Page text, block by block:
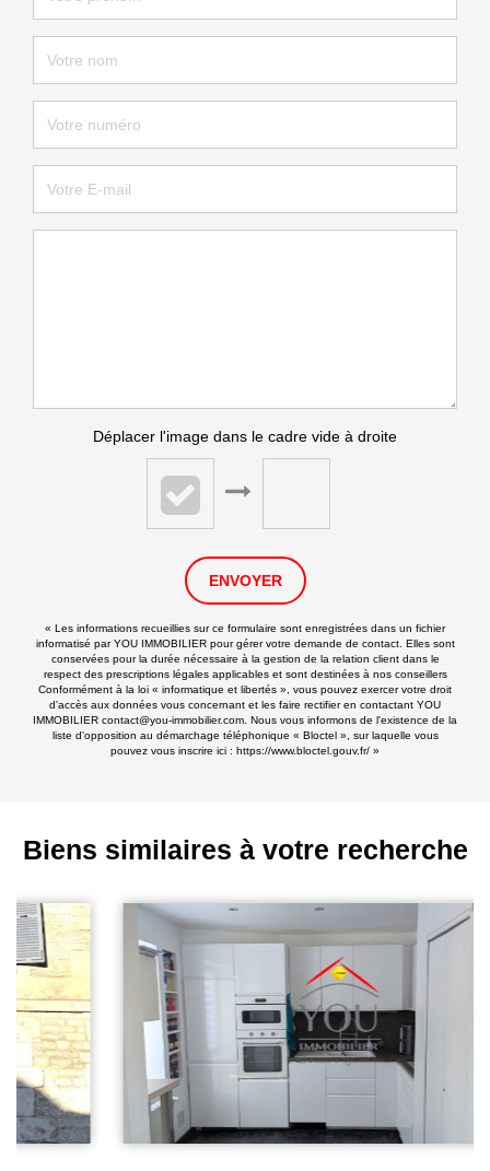
Déplacer l'image dans le cadre vide à droite
ENVOYER
« Les informations recueillies sur ce formulaire sont enregistrées dans un fichier
informatisé par YOU IMMOBILIER pour gérer votre demande de contact. Elles sont
conservées pour la durée nécessaire à la gestion de la relation client dans le
respect des prescriptions légales applicables et sont destinées à nos conseillers
Conformément à la loi « informatique et libertés », vous pouvez exercer votre droit
d'accès aux données vous concernant et les faire rectifier en contactant YOU
IMMOBILIER contact@you-immobilier.com. Nous vous informons de l'existence de la
liste d'opposition au démarchage téléphonique « Bloctel », sur laquelle vous
pouvez vous inscrire ici : https://www.bloctel.gouv.fr/ »
Biens similaires à votre recherche